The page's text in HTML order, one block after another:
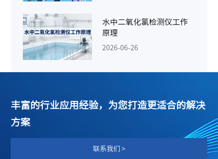
水中二氧化氯检测仪工作
原理
2026-06-26
丰富的行业应用经验，为您打造更适合的解决
方案
联系我们 >